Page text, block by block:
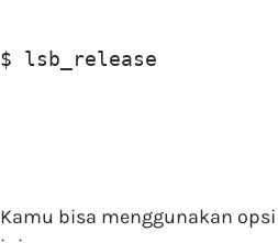
$ lsb_release
Kamu bisa menggunakan